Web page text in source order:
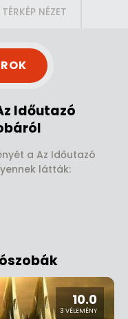
TÉRKÉP NÉZET
Időutazó
a Az Időutazó
látták:
10.0
3 VÉLEMÉNY